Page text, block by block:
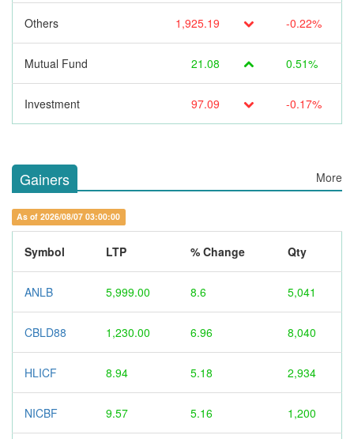
Others 1,925.19 -0.22%
Mutual Fund 21.08 0.51%
Investment 97.09 -0.17%
Gainers More
As of 2026/08/07 03:00:00
Symbol LTP % Change Qty
ANLB 5,999.00 8.6 5,041
CBLD88 1,230.00 6.96 8,040
HLICF 8.94 5.18 2,934
NICBF 9.57 5.16 1,200